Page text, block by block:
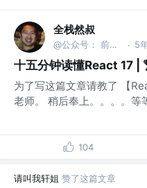
全栈然叔
@公众号： 前端大班车 · 5
十五分钟读懂React 17 |
为了写这篇文章请教了 【
老师。 稍后奉上。。。。等
104
请叫我轩姐 赞了这篇文章